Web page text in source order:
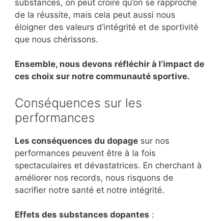
substances, on peut croire qu’on se rapproche
de la réussite, mais cela peut aussi nous
éloigner des valeurs d’intégrité et de sportivité
que nous chérissons.
Ensemble, nous devons réfléchir à l’impact de
ces choix sur notre communauté sportive.
Conséquences sur les
performances
Les conséquences du dopage sur nos
performances peuvent être à la fois
spectaculaires et dévastatrices. En cherchant à
améliorer nos records, nous risquons de
sacrifier notre santé et notre intégrité.
Effets des substances dopantes :